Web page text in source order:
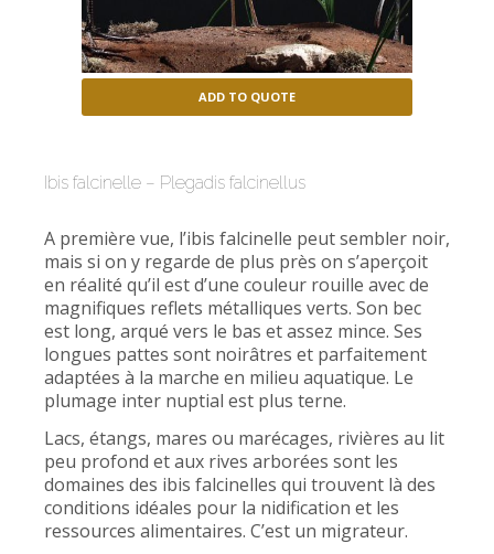
ADD TO QUOTE
Ibis falcinelle – Plegadis falcinellus
A première vue, l’ibis falcinelle peut sembler noir,
mais si on y regarde de plus près on s’aperçoit
en réalité qu’il est d’une couleur rouille avec de
magnifiques reflets métalliques verts. Son bec
est long, arqué vers le bas et assez mince. Ses
longues pattes sont noirâtres et parfaitement
adaptées à la marche en milieu aquatique. Le
plumage inter nuptial est plus terne.
Lacs, étangs, mares ou marécages, rivières au lit
peu profond et aux rives arborées sont les
domaines des ibis falcinelles qui trouvent là des
conditions idéales pour la nidification et les
ressources alimentaires. C’est un migrateur.